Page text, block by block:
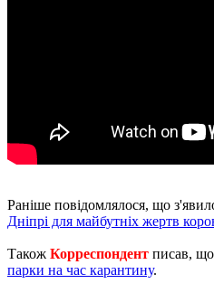
Раніше повідомлялося, що
Дніпрі для майбутніх жертв
Також Корреспондент писав, що
парки на час карантину.